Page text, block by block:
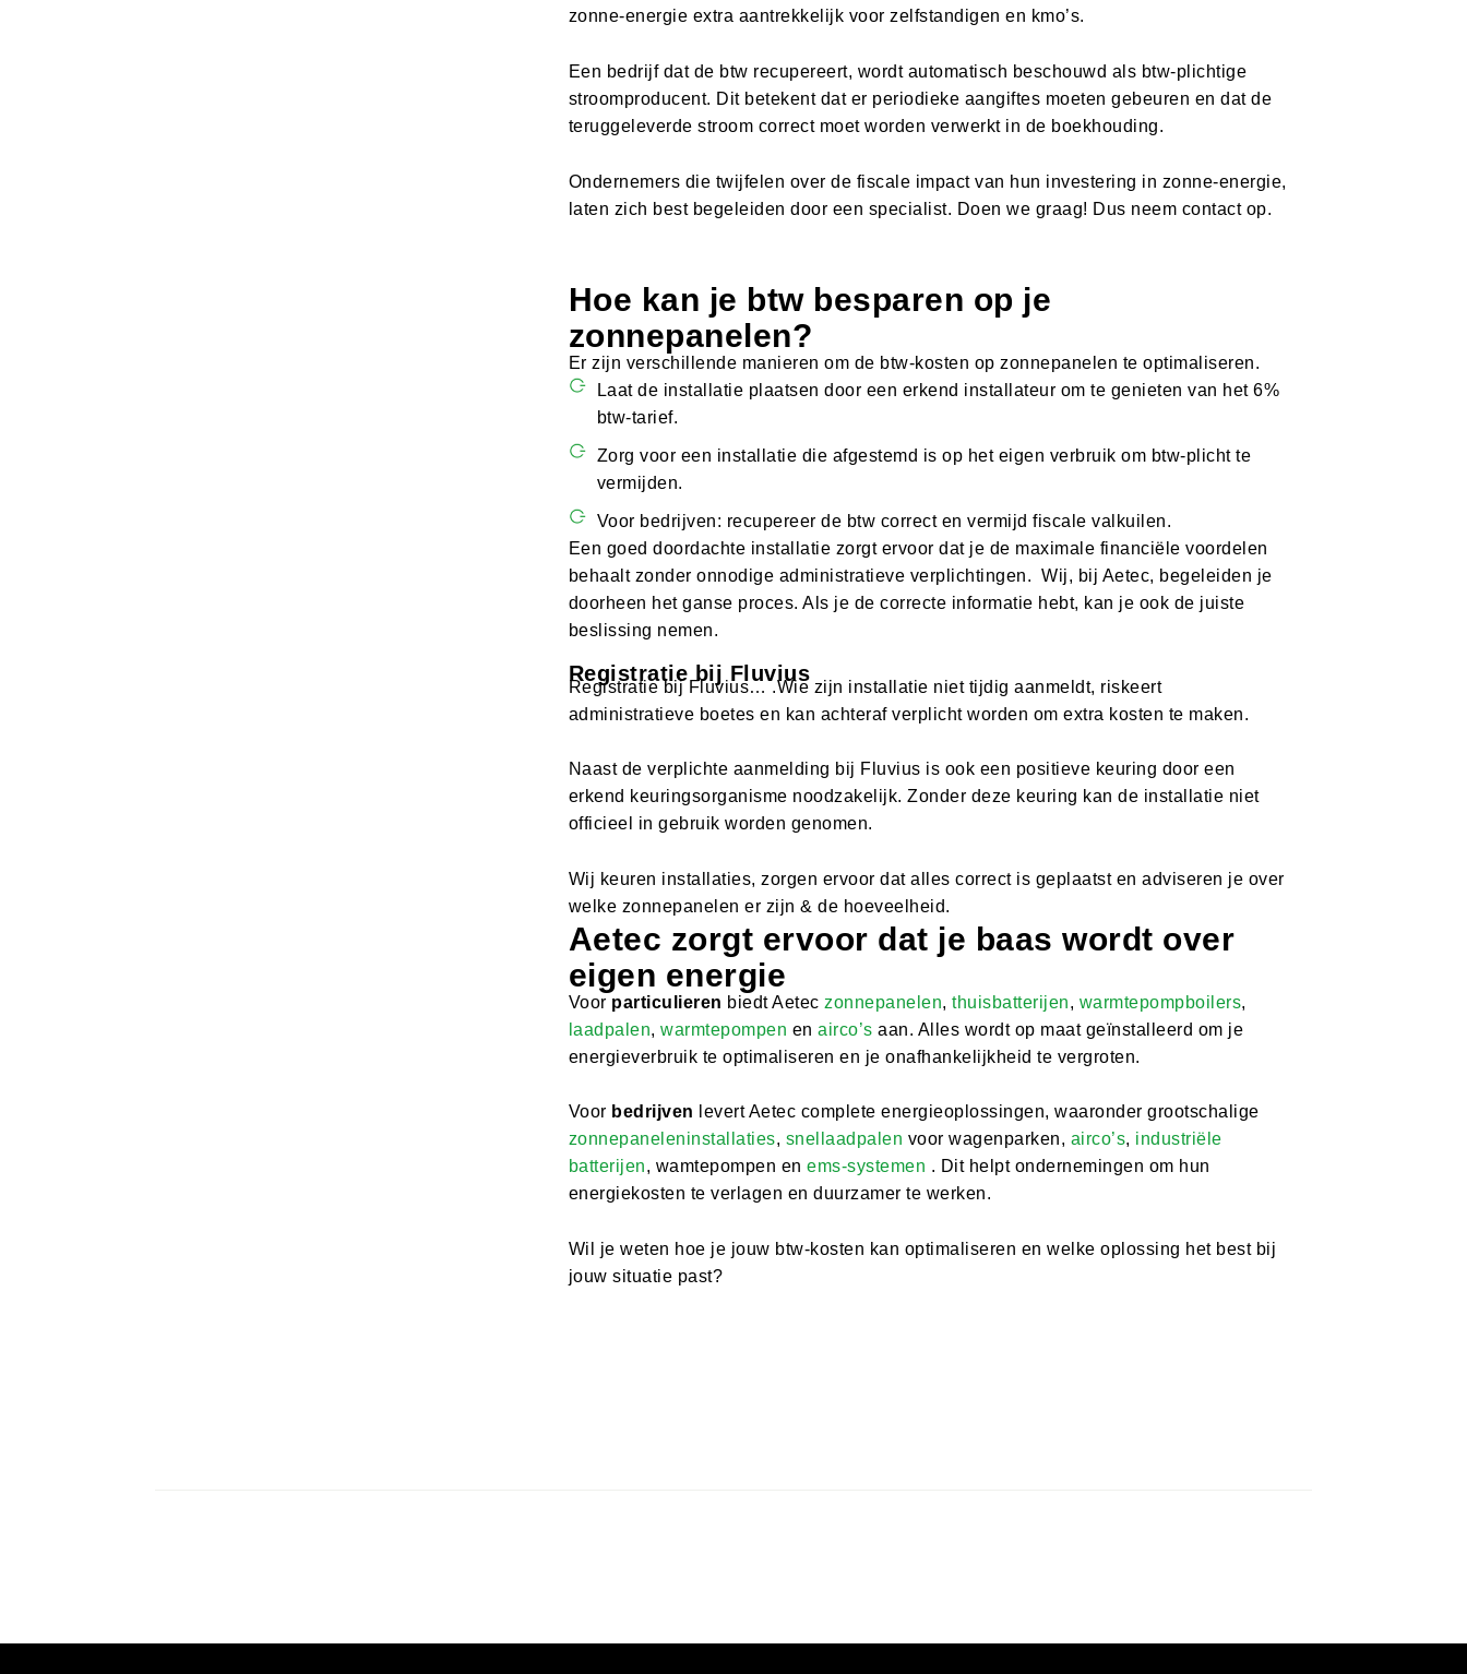
zonne-energie extra aantrekkelijk voor zelfstandigen en kmo’s.
Een bedrijf dat de btw recupereert, wordt automatisch beschouwd als btw-plichtige
stroomproducent. Dit betekent dat er periodieke aangiftes moeten gebeuren en dat de
teruggeleverde stroom correct moet worden verwerkt in de boekhouding.
Ondernemers die twijfelen over de fiscale impact van hun investering in zonne-energie,
laten zich best begeleiden door een specialist. Doen we graag! Dus neem contact op.
Hoe kan je btw besparen op je
zonnepanelen?
Er zijn verschillende manieren om de btw-kosten op zonnepanelen te optimaliseren.
Laat de installatie plaatsen door een erkend installateur om te genieten van het 6%
btw-tarief.
Zorg voor een installatie die afgestemd is op het eigen verbruik om btw-plicht te
vermijden.
Voor bedrijven: recupereer de btw correct en vermijd fiscale valkuilen.
Een goed doordachte installatie zorgt ervoor dat je de maximale financiële voordelen
behaalt zonder onnodige administratieve verplichtingen. Wij, bij Aetec, begeleiden je
doorheen het ganse proces. Als je de correcte informatie hebt, kan je ook de juiste
beslissing nemen.
Registratie bij Fluvius
Registratie bij Fluvius… .Wie zijn installatie niet tijdig aanmeldt, riskeert
administratieve boetes en kan achteraf verplicht worden om extra kosten te maken.
Naast de verplichte aanmelding bij Fluvius is ook een positieve keuring door een
erkend keuringsorganisme noodzakelijk. Zonder deze keuring kan de installatie niet
officieel in gebruik worden genomen.
Wij keuren installaties, zorgen ervoor dat alles correct is geplaatst en adviseren je over
welke zonnepanelen er zijn & de hoeveelheid.
Aetec zorgt ervoor dat je baas wordt over
eigen energie
Voor particulieren biedt Aeteczonnepanelen,thuisbatterijen, warmtepompboilers,
laadpalen,warmtepompen enairco’s aan. Alles wordt op maat geïnstalleerd om je
energieverbruik te optimaliseren en je onafhankelijkheid te vergroten.
Voor bedrijven levert Aetec complete energieoplossingen, waaronder grootschalige
zonnepaneleninstallaties, snellaadpalen voor wagenparken, airco’s, industriële
batterijen, wamtepompen enems-systemen . Dit helpt ondernemingen om hun
energiekosten te verlagen en duurzamer te werken.
Wil je weten hoe je jouw btw-kosten kan optimaliseren en welke oplossing het best bij
jouw situatie past?